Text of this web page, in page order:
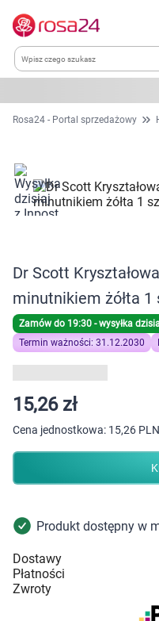
Kategorie
Dla zwierząt
Zdrowie
Kobieta w ciąży i mama
Dziecko
Higiena
Kosmetyki
Mężczyzna
Zdrowy styl życia
Zabawki
Rosa24 - Portal sprzedażowy
Dr Scott
minutnikiem żółta 1
Zamów do 19:30 - wysyłka
Termin ważności: 31.12.2030
15,26 zł
Cena jednostkowa: 15,26
Produkt dostępny w
Dostawy
Płatności
Zwroty